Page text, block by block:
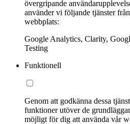
övergripande
använder vi följande tjänster
webbplats:
Google Analytics, Clarity,
Testing
Funktionell
Genom att godkänna dessa
funktioner utöver de
möjligt för dig att använda vår